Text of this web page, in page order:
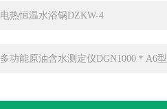
电热恒温水浴锅DZKW-4
多功能原油含水测定仪DGN1000＊A6型